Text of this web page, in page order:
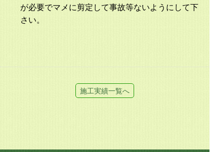
が必要でマメに剪定して事故等ないようにして下
さい。
施工実績一覧へ